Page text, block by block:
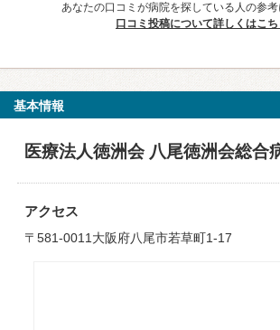
あなたの口コミが病院を探している人の参考
口コミ投稿について詳しくはこち
基本情報
医療法人徳洲会 八尾徳洲会総合
アクセス
〒581-0011大阪府八尾市若草町1-17